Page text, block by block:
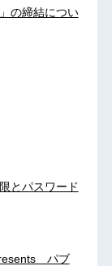
の締結につい
とパスワード
パブ